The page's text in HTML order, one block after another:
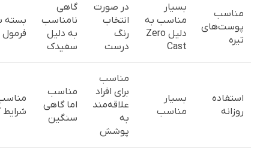
مناسب
پوست‌های
تیره
بسیار
مناسب به
دلیل Zero
Cast
در صورت
انتخاب
رنگ
درست
گاهی
نامناسب
به دلیل
سفیدک
بسته
فرمول
استفاده
روزانه
بسیار
مناسب
مناسب
برای افراد
علاقه‌مند
به
پوشش
مناسب
اما گاهی
سنگین
شرایط